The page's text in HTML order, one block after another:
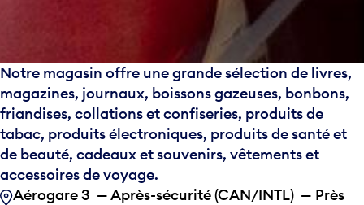
Notre magasin offre une grande sélection de livres,
magazines, journaux, boissons gazeuses, bonbons,
friandises, collations et confiseries, produits de
tabac, produits électroniques, produits de santé et
de beauté, cadeaux et souvenirs, vêtements et
accessoires de voyage.
Aérogare 3 — Après-sécurité (CAN/INTL) — Près